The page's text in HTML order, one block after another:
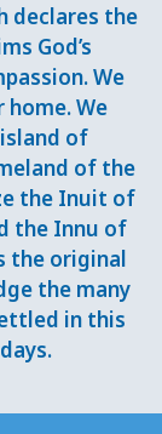
declares the
God’s
We
We
of
of the
the Inuit of
the Innu of
the original
the many
in this